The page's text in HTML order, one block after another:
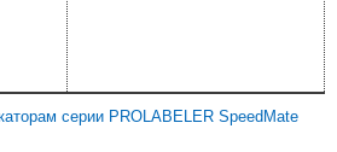
серии PROLABELER SpeedMate